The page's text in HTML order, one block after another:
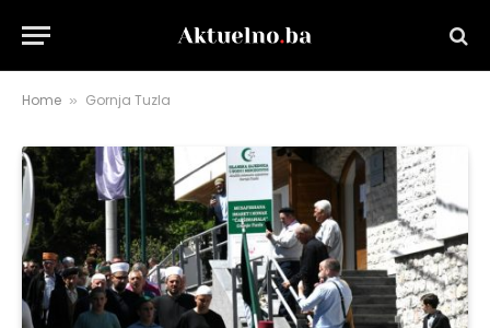
Home » Gornja Tuzla